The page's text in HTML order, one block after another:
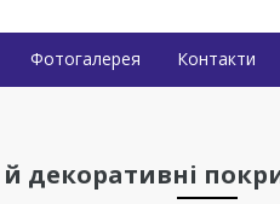
Фотогалерея Контакти
й декоративні